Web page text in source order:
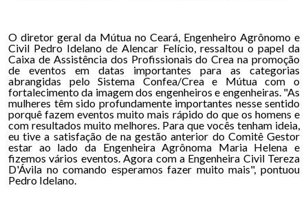
O diretor geral da Mútua no Ceará, Engenheiro Agrônomo e
Civil Pedro Idelano de Alencar Felício, ressaltou o papel da
Caixa de Assistência dos Profissionais do Crea na promoção
de eventos em datas importantes para as categorias
abrangidas pelo Sistema Confea/Crea e Mútua com o
fortalecimento da imagem dos engenheiros e engenheiras. "As
mulheres têm sido profundamente importantes nesse sentido
porquê fazem eventos muito mais rápido do que os homens e
com resultados muito melhores. Para que vocês tenham ideia,
eu tive a satisfação de na gestão anterior do Comitê Gestor
estar ao lado da Engenheira Agrônoma Maria Helena e
fizemos vários eventos. Agora com a Engenheira Civil Tereza
D'Ávila no comando esperamos fazer muito mais", pontuou
Pedro Idelano.